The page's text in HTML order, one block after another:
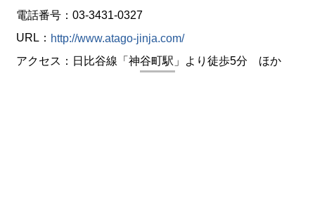
電話番号：03-3431-0327
URL： http://www.atago-jinja.com/
アクセス：日比谷線「神谷町駅」より徒歩5分 ほか